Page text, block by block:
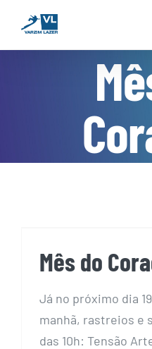
content
Mês do
Já no próximo dia
manhã, rastreios e
das 10h: Tensão